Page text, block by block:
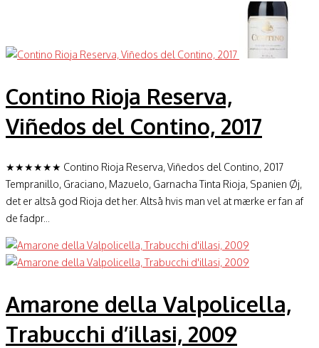
Contino Rioja Reserva,
Viñedos del Contino, 2017
★★★★★★ Contino Rioja Reserva, Viñedos del Contino, 2017
Tempranillo, Graciano, Mazuelo, Garnacha Tinta Rioja, Spanien Øj,
det er altså god Rioja det her. Altså hvis man vel at mærke er fan af
de fadpr...
Amarone della Valpolicella,
Trabucchi d’illasi, 2009